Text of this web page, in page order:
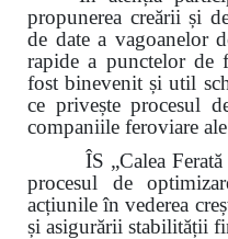
propunerea creării și
de date a vagoanelor
rapide a punctelor de
fost binevenit și util
ce privește procesul
companiile feroviare
ÎS „Calea
procesul de
acțiunile în vederea
și asigurării stabilității